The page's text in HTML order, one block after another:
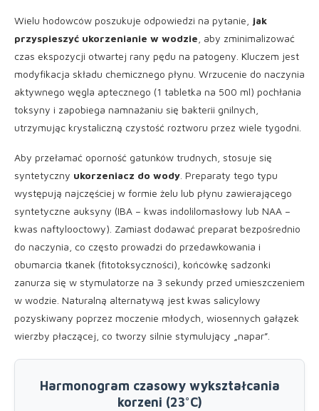
Wielu hodowców poszukuje odpowiedzi na pytanie,
jak
przyspieszyć ukorzenianie w wodzie , aby zminimalizować
czas ekspozycji otwartej rany pędu na patogeny. Kluczem jest
modyfikacja składu chemicznego płynu. Wrzucenie do naczynia
aktywnego węgla aptecznego (1 tabletka na 500 ml) pochłania
toksyny i zapobiega namnażaniu się bakterii gnilnych,
utrzymując krystaliczną czystość roztworu przez wiele tygodni.
Aby przełamać oporność gatunków trudnych, stosuje się
syntetyczny ukorzeniacz do wody . Preparaty tego typu
występują najczęściej w formie żelu lub płynu zawierającego
syntetyczne auksyny (IBA – kwas indolilomasłowy lub NAA –
kwas naftylooctowy). Zamiast dodawać preparat bezpośrednio
do naczynia, co często prowadzi do przedawkowania i
obumarcia tkanek (fitotoksyczności), końcówkę sadzonki
zanurza się w stymulatorze na 3 sekundy przed umieszczeniem
w wodzie. Naturalną alternatywą jest kwas salicylowy
pozyskiwany poprzez moczenie młodych, wiosennych gałązek
wierzby płaczącej, co tworzy silnie stymulujący „napar”.
Harmonogram czasowy wykształcania
korzeni (23°C)